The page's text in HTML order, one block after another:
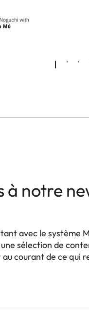
à notre
avec le système
sélection de
courant de ce qui